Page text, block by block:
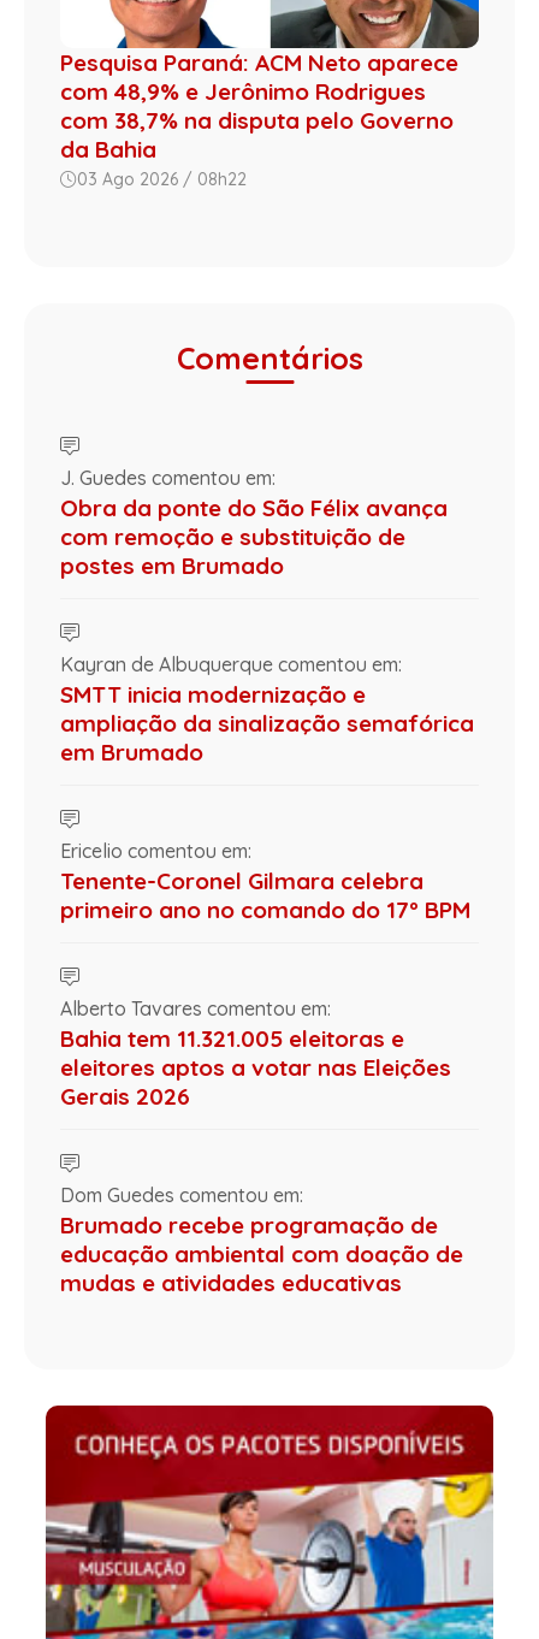
Pesquisa Paraná: ACM Neto aparece
com 48,9% e Jerônimo Rodrigues
com 38,7% na disputa pelo Governo
da Bahia
03 Ago 2026 / 08h22
Comentários
J. Guedes comentou em:
Obra da ponte do São Félix avança
com remoção e substituição de
postes em Brumado
Kayran de Albuquerque comentou em:
SMTT inicia modernização e
ampliação da sinalização semafórica
em Brumado
Ericelio comentou em:
Tenente-Coronel Gilmara celebra
primeiro ano no comando do 17º BPM
Alberto Tavares comentou em:
Bahia tem 11.321.005 eleitoras e
eleitores aptos a votar nas Eleições
Gerais 2026
Dom Guedes comentou em:
Brumado recebe programação de
educação ambiental com doação de
mudas e atividades educativas